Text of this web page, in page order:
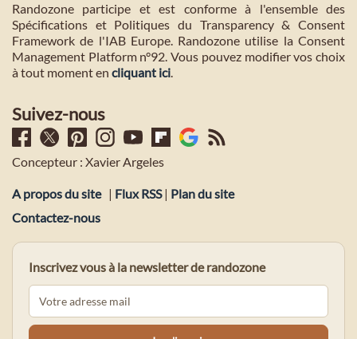
Randozone participe et est conforme à l'ensemble des
Spécifications et Politiques du Transparency & Consent
Framework de l'IAB Europe. Randozone utilise la Consent
Management Platform n°92. Vous pouvez modifier vos choix
à tout moment en cliquant ici.
Suivez-nous
Concepteur : Xavier Argeles
A propos du site | Flux RSS| Plan du site
Contactez-nous
Inscrivez vous à la newsletter de randozone